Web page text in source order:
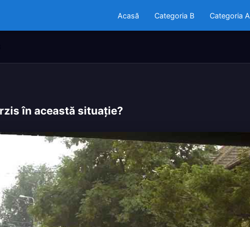
Acasă Categoria B Categoria A
în această situaţie?